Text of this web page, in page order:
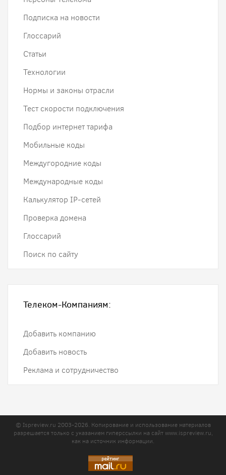
Подписка на новости
Глоссарий
Статьи
Технологии
Нормы и законы отрасли
Тест скорости подключения
Подбор интернет тарифа
Мобильные коды
Междугородние коды
Международные коды
Калькулятор IP-сетей
Проверка домена
Глоссарий
Поиск по сайту
Телеком-Компаниям:
Добавить компанию
Добавить новость
Реклама и сотрудничество
© Ispreview.ru 2003-2026. Копирование и использование материалов
разрешается только с указанием гиперссылки на сайтwww.ispreview.ru,
как на источник информации.